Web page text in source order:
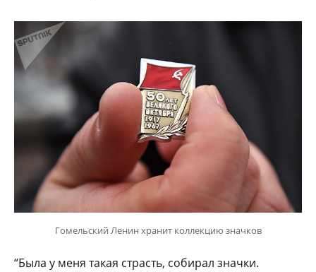
Гомельский Ленин хранит коллекцию значков
“Была у меня такая страсть, собирал значки.